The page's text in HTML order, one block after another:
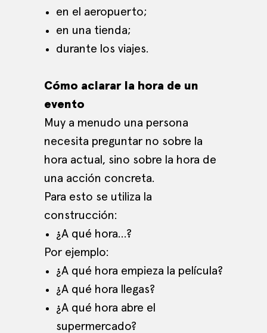
en el aeropuerto;
en una tienda;
durante los viajes.
Cómo aclarar la hora de un
evento
Muy a menudo una persona
necesita preguntar no sobre la
hora actual, sino sobre la hora de
una acción concreta.
Para esto se utiliza la
construcción:
¿A qué hora…?
Por ejemplo:
¿A qué hora empieza la película?
¿A qué hora llegas?
¿A qué hora abre el
supermercado?